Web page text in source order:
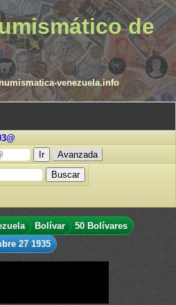
de
venezuela.info
Avanzada
Bolívar
50 Bolívares
27 1935